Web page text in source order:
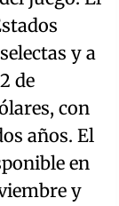
y a
de
con
años. El
en
y